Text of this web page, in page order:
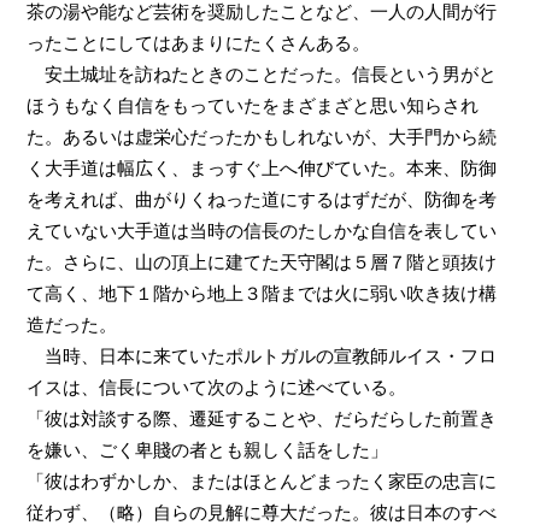
茶の湯や能など芸術を奨励したことなど、一人の人間が行
ったことにしてはあまりにたくさんある。
安土城址を訪ねたときのことだった。信長という男がと
ほうもなく自信をもっていたをまざまざと思い知らされ
た。あるいは虚栄心だったかもしれないが、大手門から続
く大手道は幅広く、まっすぐ上へ伸びていた。本来、防御
を考えれば、曲がりくねった道にするはずだが、防御を考
えていない大手道は当時の信長のたしかな自信を表してい
た。さらに、山の頂上に建てた天守閣は５層７階と頭抜け
て高く、地下１階から地上３階までは火に弱い吹き抜け構
造だった。
当時、日本に来ていたポルトガルの宣教師ルイス・フロ
イスは、信長について次のように述べている。
「彼は対談する際、遷延することや、だらだらした前置き
を嫌い、ごく卑賤の者とも親しく話をした」
「彼はわずかしか、またはほとんどまったく家臣の忠言に
従わず、（略）自らの見解に尊大だった。彼は日本のすべ